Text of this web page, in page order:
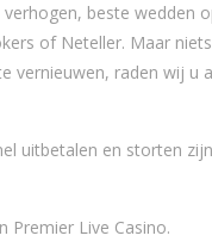
beste wedden
of Neteller. Maar
raden wij u
uitbetalen en storten
Premier Live Casino.